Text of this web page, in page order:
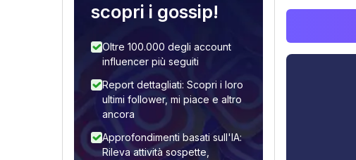
scopri i gossip!
Oltre 100.000 degli account
influencer più seguiti
Report dettagliati: Scopri i loro
ultimi follower, mi piace e altro
ancora
Approfondimenti basati sull'IA:
Rileva attività sospette,